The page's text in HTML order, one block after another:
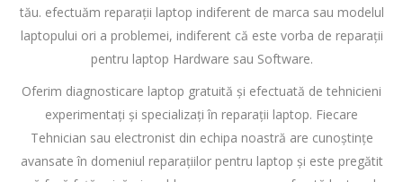
tău. efectuăm reparații laptop indiferent de marca sau modelul
laptopului ori a problemei, indiferent că este vorba de reparații
pentru laptop Hardware sau Software.
Oferim diagnosticare laptop gratuită și efectuată de tehnicieni
experimentați și specializați în reparații laptop. Fiecare
Tehnician sau electronist din echipa noastră are cunoștințe
avansate în domeniul reparațiilor pentru laptop și este pregătit